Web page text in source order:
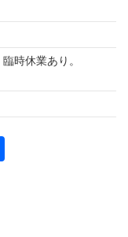
時休業あり。